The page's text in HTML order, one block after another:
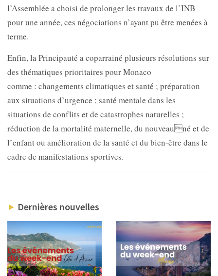
l’Assemblée a choisi de prolonger les travaux de l’INB
pour une année, ces négociations n’ayant pu être menées à
terme.
Enfin, la Principauté a coparrainé plusieurs résolutions sur
des thématiques prioritaires pour Monaco
comme : changements climatiques et santé ; préparation
aux situations d’urgence ; santé mentale dans les
situations de conflits et de catastrophes naturelles ;
réduction de la mortalité maternelle, du nouveauné et de
l’enfant ou amélioration de la santé et du bien-être dans le
cadre de manifestations sportives.
Dernières nouvelles